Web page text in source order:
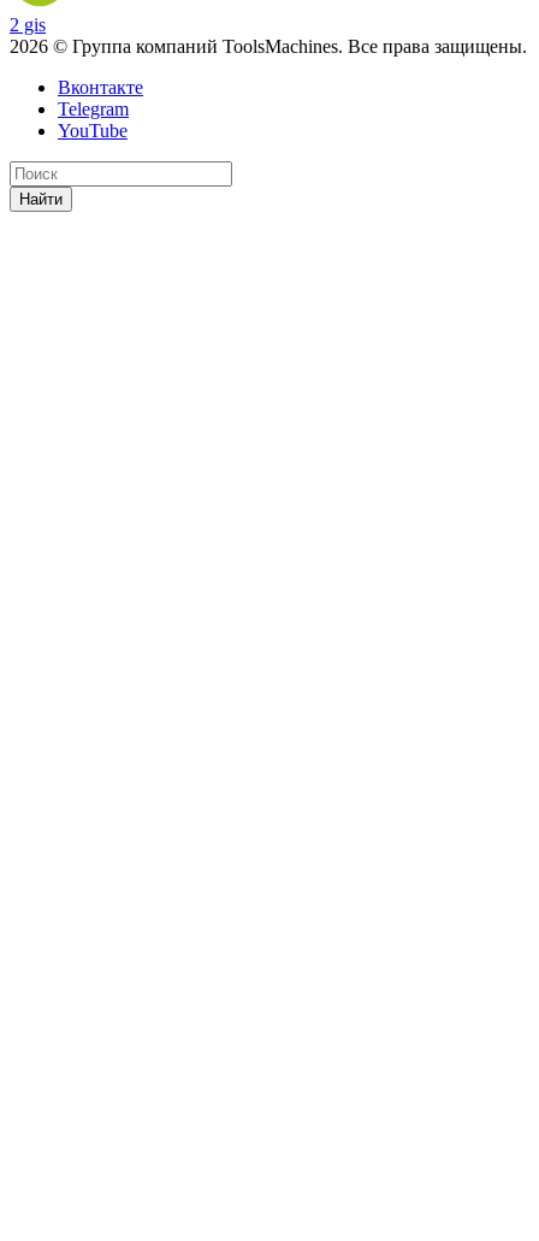
2 gis
2026 © Группа компаний ToolsMachines. Все права защищены.
Вконтакте
Telegram
YouTube
Найти